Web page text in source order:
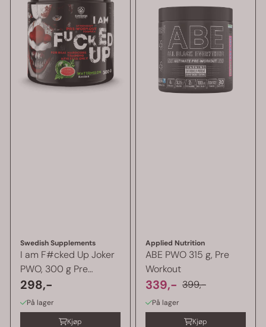
Swedish Supplements
I am F#cked Up Joker
PWO, 300 g Pre
Workout
298,-
På lager
Kjøp
Applied Nutrition
ABE PWO 315 g, Pre
Workout
339,- 399,-
På lager
Kjøp